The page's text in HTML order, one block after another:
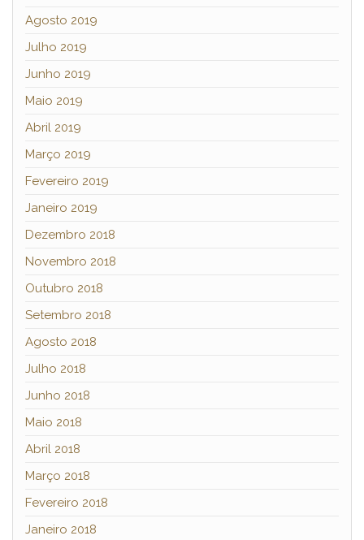
Agosto 2019
Julho 2019
Junho 2019
Maio 2019
Abril 2019
Março 2019
Fevereiro 2019
Janeiro 2019
Dezembro 2018
Novembro 2018
Outubro 2018
Setembro 2018
Agosto 2018
Julho 2018
Junho 2018
Maio 2018
Abril 2018
Março 2018
Fevereiro 2018
Janeiro 2018